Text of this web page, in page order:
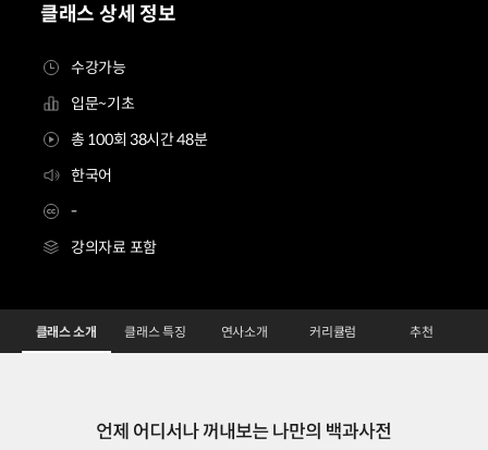
클래스 상세 정보
수강가능
입문~기초
총 100회 38시간 48분
한국어
-
강의자료 포함
3D아티스트 달범 Details
Configuration Information Shortcuts
클래스 소개 클래스 특징 연사소개 커리큘럼 추천